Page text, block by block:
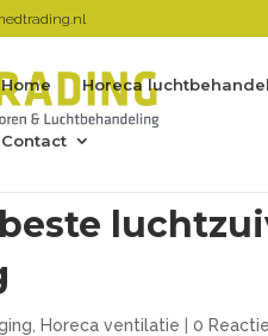
Home Horeca
Contact
Horeca ventilatie |0